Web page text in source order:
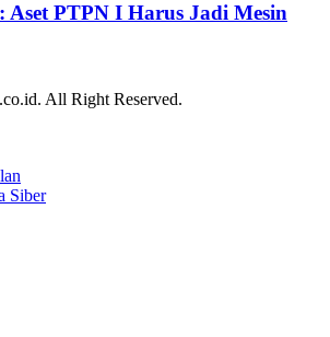
Aset PTPN I Harus Jadi Mesin
All Right Reserved.
Siber